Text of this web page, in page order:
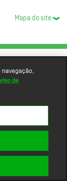
Mapa do site
de